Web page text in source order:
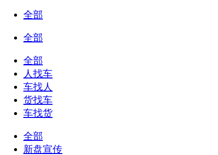
全部
全部
全部
人找车
车找人
货找车
车找货
全部
新盘宣传